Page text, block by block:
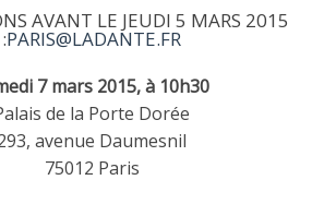
AVANT LE JEUDI 5 MARS 2015
:PARIS@LADANTE.FR
7 mars 2015, à 10h30
de la Porte Dorée
avenue Daumesnil
75012 Paris